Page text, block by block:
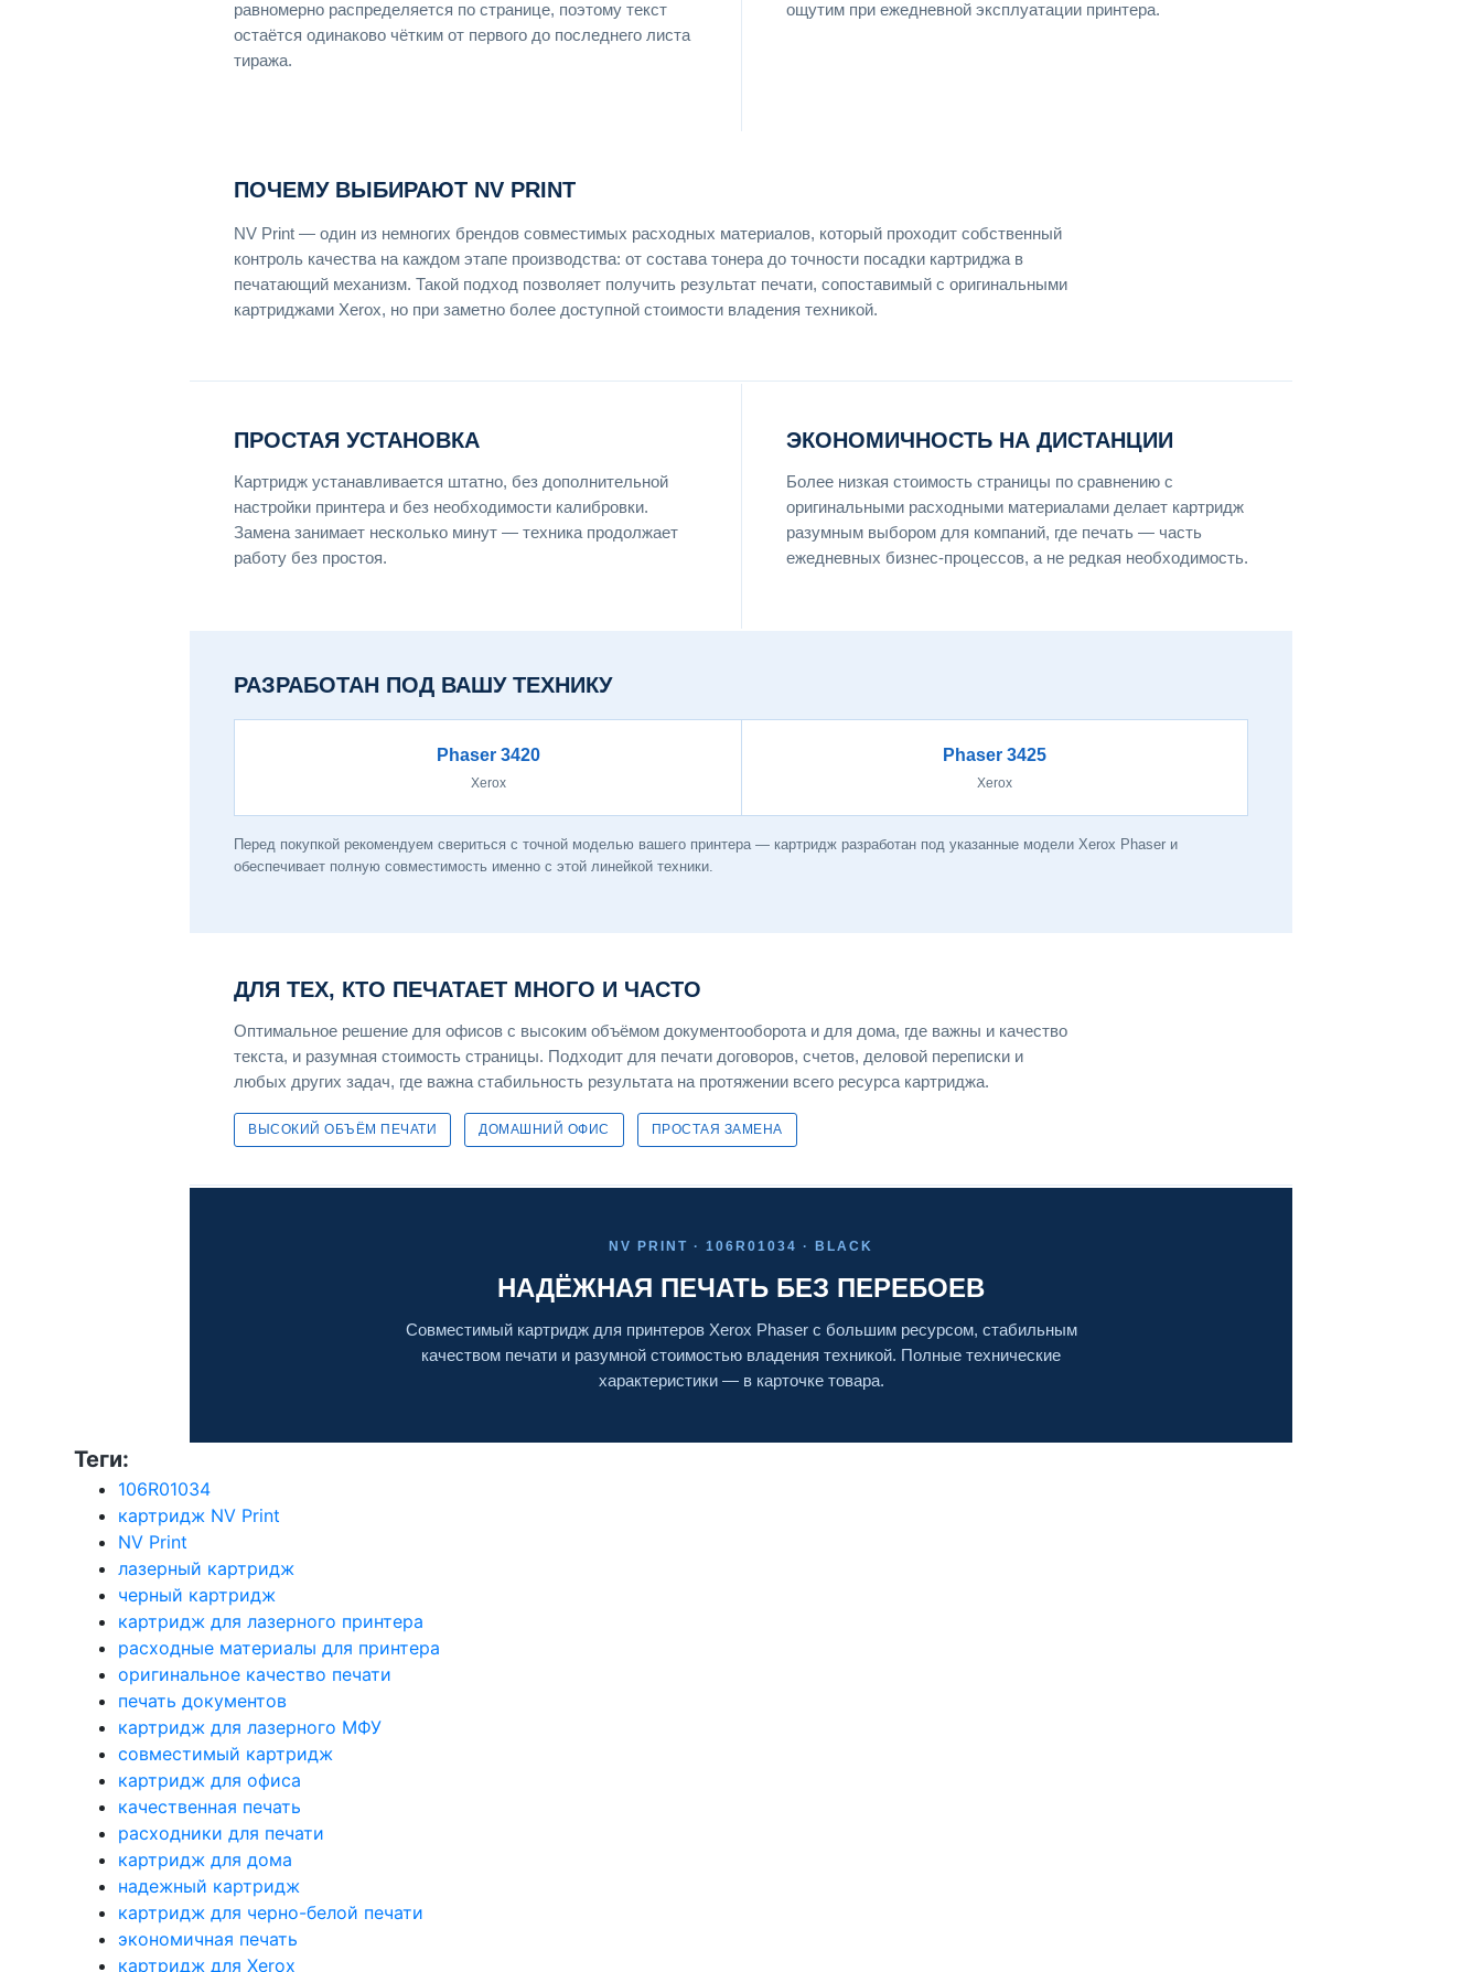
равномерно распределяется по странице, поэтому текст
остаётся одинаково чётким от первого до последнего листа
тиража.
ощутим при ежедневной эксплуатации принтера.
ПОЧЕМУ ВЫБИРАЮТ NV PRINT
NV Print — один из немногих брендов совместимых расходных материалов, который проходит собственный
контроль качества на каждом этапе производства: от состава тонера до точности посадки картриджа в
печатающий механизм. Такой подход позволяет получить результат печати, сопоставимый с оригинальными
картриджами Xerox, но при заметно более доступной стоимости владения техникой.
ПРОСТАЯ УСТАНОВКА
Картридж устанавливается штатно, без дополнительной
настройки принтера и без необходимости калибровки.
Замена занимает несколько минут — техника продолжает
работу без простоя.
ЭКОНОМИЧНОСТЬ НА ДИСТАНЦИИ
Более низкая стоимость страницы по сравнению с
оригинальными расходными материалами делает картридж
разумным выбором для компаний, где печать — часть
ежедневных бизнес-процессов, а не редкая необходимость.
РАЗРАБОТАН ПОД ВАШУ ТЕХНИКУ
Phaser 3420
Xerox
Phaser 3425
Xerox
Перед покупкой рекомендуем свериться с точной моделью вашего принтера — картридж разработан под указанные модели Xerox Phaser и
обеспечивает полную совместимость именно с этой линейкой техники.
ДЛЯ ТЕХ, КТО ПЕЧАТАЕТ МНОГО И ЧАСТО
Оптимальное решение для офисов с высоким объёмом документооборота и для дома, где важны и качество
текста, и разумная стоимость страницы. Подходит для печати договоров, счетов, деловой переписки и
любых других задач, где важна стабильность результата на протяжении всего ресурса картриджа.
ВЫСОКИЙ ОБЪЁМ ПЕЧАТИ ДОМАШНИЙ ОФИС ПРОСТАЯ ЗАМЕНА
NV PRINT · 106R01034 · BLACK
НАДЁЖНАЯ ПЕЧАТЬ БЕЗ ПЕРЕБОЕВ
Совместимый картридж для принтеров Xerox Phaser с большим ресурсом, стабильным
качеством печати и разумной стоимостью владения техникой. Полные технические
характеристики — в карточке товара.
Теги:
106R01034
картридж NV Print
NV Print
лазерный картридж
черный картридж
картридж для лазерного принтера
расходные материалы для принтера
оригинальное качество печати
печать документов
картридж для лазерного МФУ
совместимый картридж
картридж для офиса
качественная печать
расходники для печати
картридж для дома
надежный картридж
картридж для черно-белой печати
экономичная печать
картридж для Xerox